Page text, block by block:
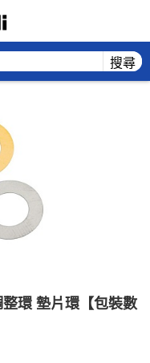
搜尋
環 墊片環【包裝數